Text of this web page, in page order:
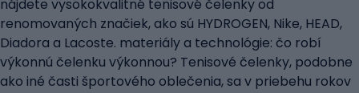
nájdete vysokokvalitné tenisové čelenky od
renomovaných značiek, ako sú HYDROGEN, Nike, HEAD,
Diadora a Lacoste. materiály a technológie: čo robí
výkonnú čelenku výkonnou? Tenisové čelenky, podobne
ako iné časti športového oblečenia, sa v priebehu rokov